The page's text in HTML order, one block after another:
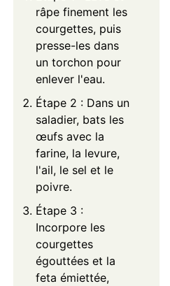
râpe finement les
courgettes, puis
presse-les dans
un torchon pour
enlever l'eau.
Étape 2 : Dans un
saladier, bats les
œufs avec la
farine, la levure,
l'ail, le sel et le
poivre.
Étape 3 :
Incorpore les
courgettes
égouttées et la
feta émiettée,